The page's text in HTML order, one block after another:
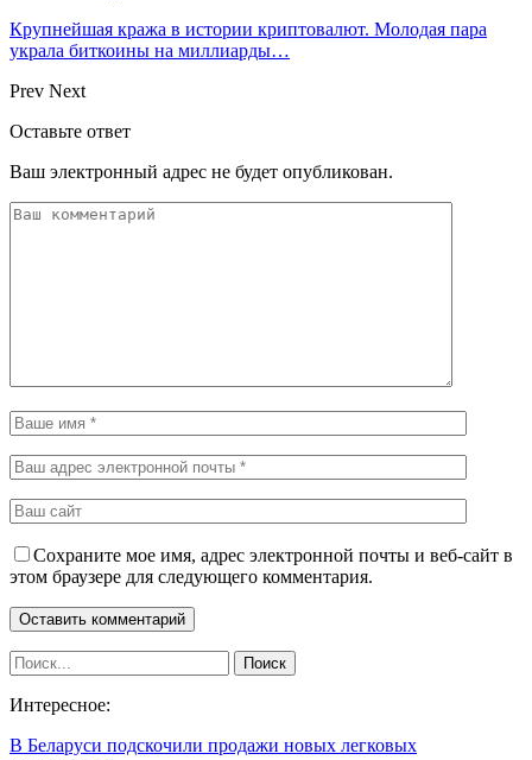
Крупнейшая кража в истории криптовалют. Молодая пара
украла биткоины на миллиарды…
Prev Next
Оставьте ответ
Ваш электронный адрес не будет опубликован.
Сохраните мое имя, адрес электронной почты и веб-сайт в
этом браузере для следующего комментария.
Интересное:
В Беларуси подскочили продажи новых легковых